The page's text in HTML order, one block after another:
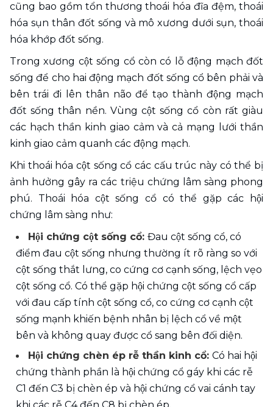
cũng bao gồm tổn thương thoái hóa đĩa đệm, thoái
hóa sụn thân đốt sống và mô xương dưới sụn, thoái
hóa khớp đốt sống.
Trong xương cột sống cổ còn có lỗ động mạch đốt
sống để cho hai động mạch đốt sống cổ bên phải và
bên trái đi lên thân não để tạo thành động mạch
đốt sống thân nền. Vùng cột sống cổ còn rất giàu
các hạch thần kinh giao cảm và cả mạng lưới thần
kinh giao cảm quanh các động mạch.
Khi thoái hóa cột sống cổ các cấu trúc này có thể bị
ảnh hưởng gây ra các triệu chứng lâm sàng phong
phú. Thoái hóa cột sống cổ có thể gặp các hội
chứng lâm sàng như:
Hội chứng cột sống cổ: Đau cột sống cổ, có
điểm đau cột sống nhưng thường ít rõ ràng so với
cột sống thắt lưng, co cứng cơ cạnh sống, lệch vẹo
cột sống cổ. Có thể gặp hội chứng cột sống cổ cấp
với đau cấp tính cột sống cổ, co cứng cơ cạnh cột
sống mạnh khiến bệnh nhân bị lệch cổ về một
bên và không quay được cổ sang bên đối diện.
Hội chứng chèn ép rễ thần kinh cổ: Có hai hội
chứng thành phần là hội chứng cổ gáy khi các rễ
C1 đến C3 bị chèn ép và hội chứng cổ vai cánh tay